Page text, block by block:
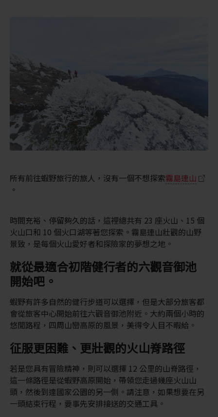
所有前往蝦野旅行的旅人，沒有一個不想探索霧島連山
。
時間充裕、停留夠久的話，這裡總共有 23 座火山、15 個
火山口和 10 個火口湖等著您探索。霧島連山壯觀的山野
景致，是每個火山愛好者和探險家的夢想之地。
就從最適合初階健行者的六觀音御池
開始吧。
蝦野有許多自然的健行步道可以選擇，但是大部分旅客都
會從旅客中心開始前往六觀音御池附近。大約兩個小時的
悠閒路程，四周山巒高原的風景，美得令人目不暇給。
征服更困難、更壯觀的火山脊路徑
若是您具有冒險精神，則可以選擇 12 公里的山脊路徑，
這一條路徑是從蝦野高原開始，帶領您走過幾座火山山
頭，然後到達國家公園的另一側。請注意，如果想要在另
一頭結束行程，要事先安排接送的交通工具。